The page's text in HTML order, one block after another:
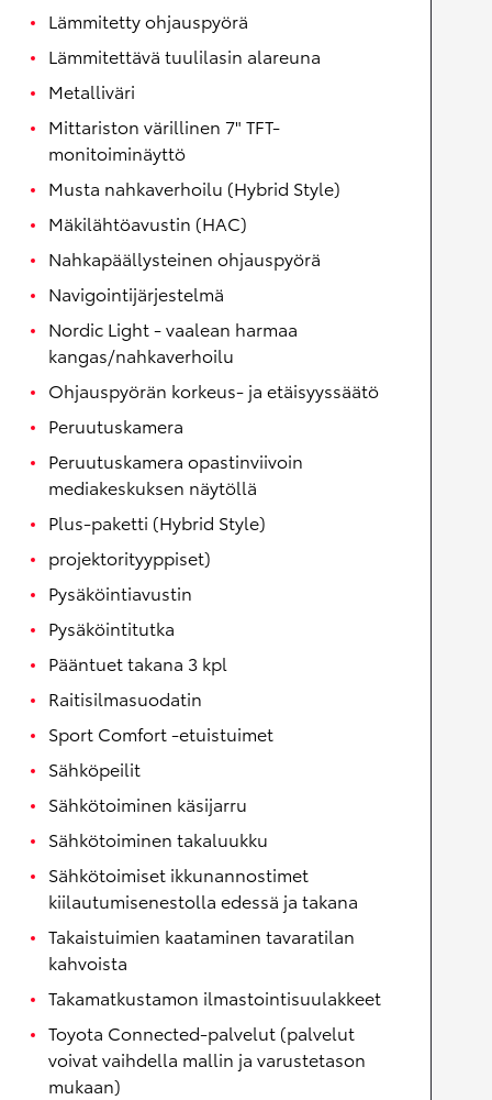
Lämmitetty ohjauspyörä
Lämmitettävä tuulilasin alareuna
Metalliväri
Mittariston värillinen 7" TFT-
monitoiminäyttö
Musta nahkaverhoilu (Hybrid Style)
Mäkilähtöavustin (HAC)
Nahkapäällysteinen ohjauspyörä
Navigointijärjestelmä
Nordic Light - vaalean harmaa
kangas/nahkaverhoilu
Ohjauspyörän korkeus- ja etäisyyssäätö
Peruutuskamera
Peruutuskamera opastinviivoin
mediakeskuksen näytöllä
Plus-paketti (Hybrid Style)
projektorityyppiset)
Pysäköintiavustin
Pysäköintitutka
Pääntuet takana 3 kpl
Raitisilmasuodatin
Sport Comfort -etuistuimet
Sähköpeilit
Sähkötoiminen käsijarru
Sähkötoiminen takaluukku
Sähkötoimiset ikkunannostimet
kiilautumisenestolla edessä ja takana
Takaistuimien kaataminen tavaratilan
kahvoista
Takamatkustamon ilmastointisuulakkeet
Toyota Connected-palvelut (palvelut
voivat vaihdella mallin ja varustetason
mukaan)